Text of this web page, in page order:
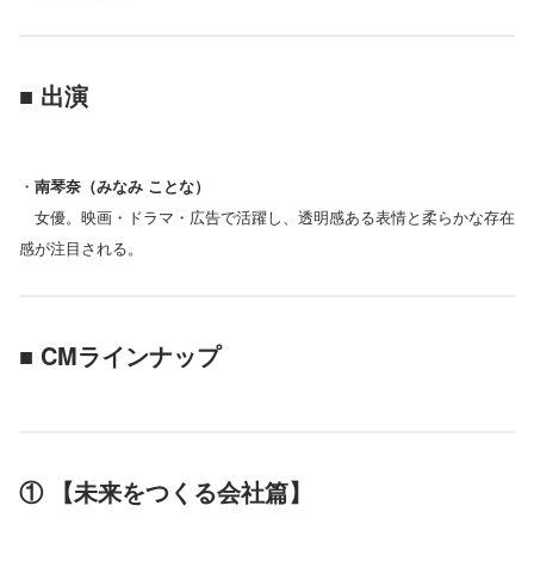
■ 出演
・ 南琴奈（みなみ ことな）
女優。映画・ドラマ・広告で活躍し、透明感ある表情と柔らかな存在
感が注目される。
■ CMラインナップ
① 【未来をつくる会社篇】